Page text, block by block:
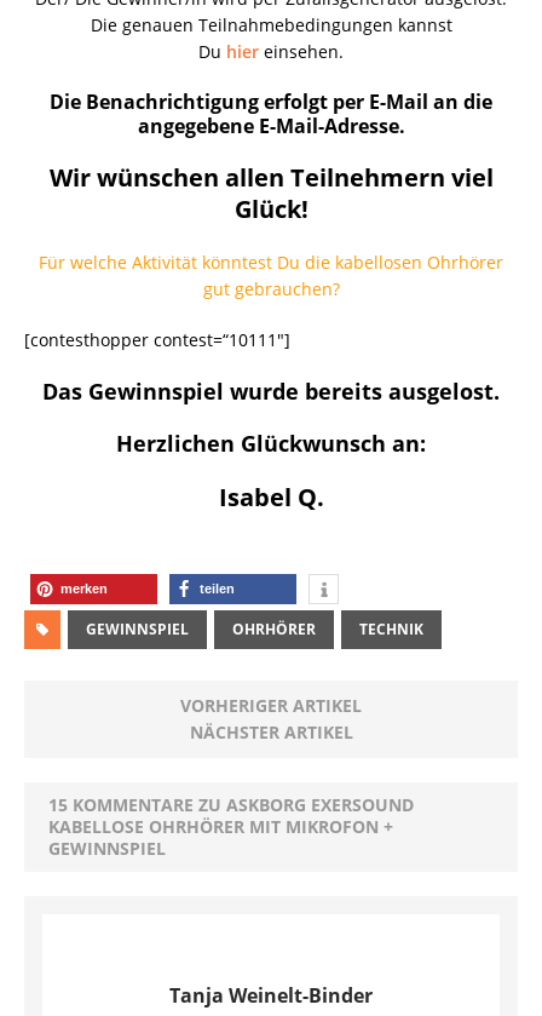
Die genauen Teilnahmebedingungen kannst
Du hier einsehen.
Die Benachrichtigung erfolgt per E-Mail an die
angegebene E-Mail-Adresse.
Wir wünschen allen Teilnehmern viel
Glück!
Für welche Aktivität könntest Du die kabellosen Ohrhörer
gut gebrauchen?
[contesthopper contest=“10111″]
Das Gewinnspiel wurde bereits ausgelost.
Herzlichen Glückwunsch an:
Isabel Q.
merken teilen
GEWINNSPIEL OHRHÖRER TECHNIK
VORHERIGER ARTIKEL
NÄCHSTER ARTIKEL
15 KOMMENTARE ZU ASKBORG EXERSOUND
KABELLOSE OHRHÖRER MIT MIKROFON +
GEWINNSPIEL
Tanja Weinelt-Binder